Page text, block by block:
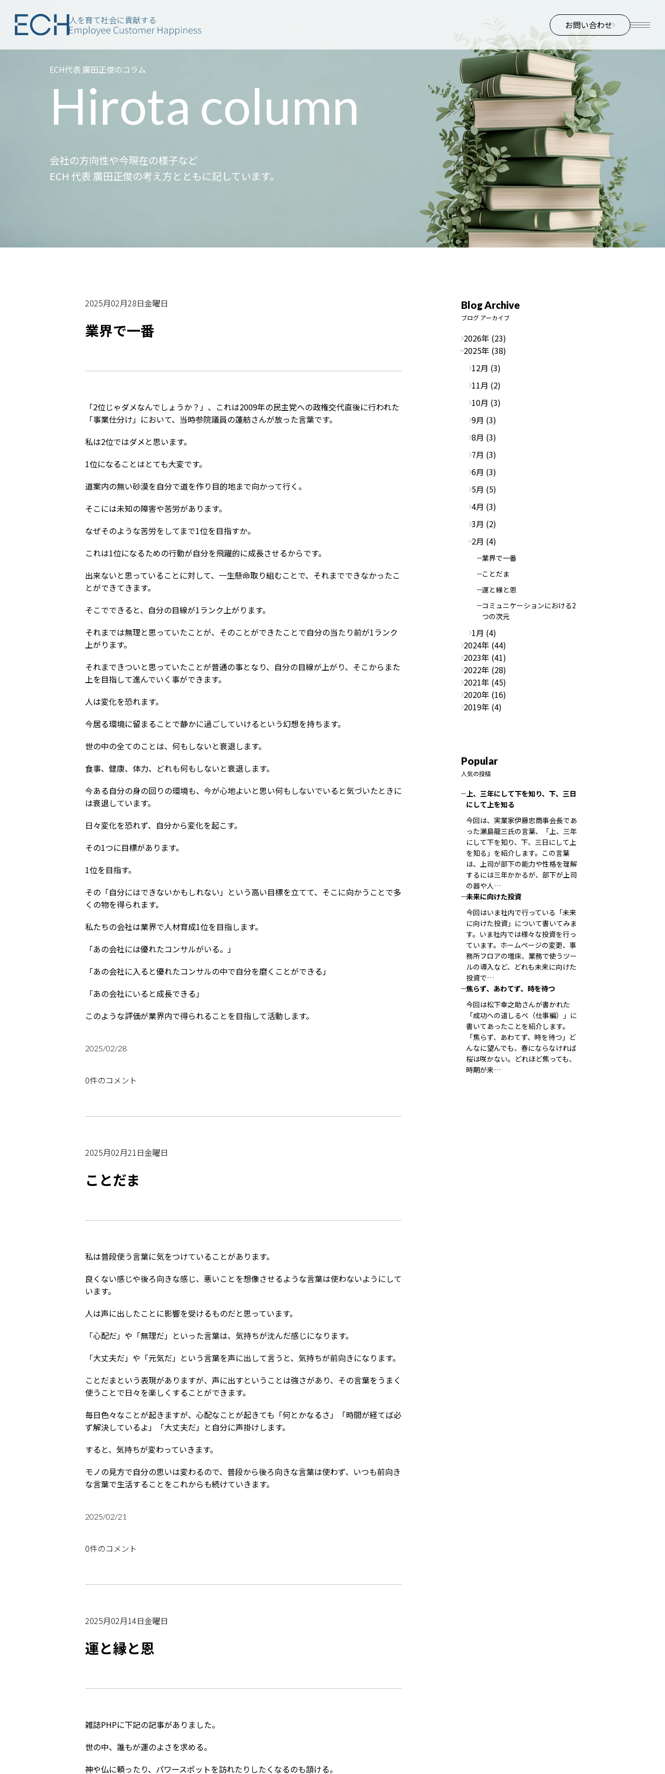
人を育て社会に貢献する お問い合わせ
ECH代表 廣田正俊のコラム
Hirota column
会社の方向性や今現在の様子など
ECH 代表 廣田正俊の考え方とともに記しています。
2025月02月28日金曜日
業界で一番
「2位じゃダメなんでしょうか？」、これは2009年の民主党への政権交代直後に行われた
「事業仕分け」において、当時参院議員の蓮舫さんが放った言葉です。
私は2位ではダメと思います。
1位になることはとても大変です。
道案内の無い砂漠を自分で道を作り目的地まで向かって行く。
そこには未知の障害や苦労があります。
なぜそのような苦労をしてまで1位を目指すか。
これは1位になるための行動が自分を飛躍的に成長させるからです。
出来ないと思っていることに対して、一生懸命取り組むことで、それまでできなかったこ
とができてきます。
そこでできると、自分の目線が1ランク上がります。
それまでは無理と思っていたことが、そのことができたことで自分の当たり前が1ランク
上がります。
それまできついと思っていたことが普通の事となり、自分の目線が上がり、そこからまた
上を目指して進んでいく事ができます。
人は変化を恐れます。
今居る環境に留まることで静かに過ごしていけるという幻想を持ちます。
世の中の全てのことは、何もしないと衰退します。
食事、健康、体力、どれも何もしないと衰退します。
今ある自分の身の回りの環境も、今が心地よいと思い何もしないでいると気づいたときに
は衰退しています。
日々変化を恐れず、自分から変化を起こす。
その1つに目標があります。
1位を目指す。
その「自分にはできないかもしれない」という高い目標を立てて、そこに向かうことで多
くの物を得られます。
私たちの会社は業界で人材育成1位を目指します。
「あの会社には優れたコンサルがいる。」
「あの会社に入ると優れたコンサルの中で自分を磨くことができる」
「あの会社にいると成長できる」
このような評価が業界内で得られることを目指して活動します。
2025/02/28
0件のコメント
2025月02月21日金曜日
ことだま
私は普段使う言葉に気をつけていることがあります。
良くない感じや後ろ向きな感じ、悪いことを想像させるような言葉は使わないようにして
います。
人は声に出したことに影響を受けるものだと思っています。
「心配だ」や「無理だ」といった言葉は、気持ちが沈んだ感じになります。
「大丈夫だ」や「元気だ」という言葉を声に出して言うと、気持ちが前向きになります。
ことだまという表現がありますが、声に出すということは強さがあり、その言葉をうまく
使うことで日々を楽しくすることができます。
毎日色々なことが起きますが、心配なことが起きても「何とかなるさ」「時間が経てば必
ず解決しているよ」「大丈夫だ」と自分に声掛けします。
すると、気持ちが変わっていきます。
モノの見方で自分の思いは変わるので、普段から後ろ向きな言葉は使わず、いつも前向き
な言葉で生活することをこれからも続けていきます。
2025/02/21
0件のコメント
2025月02月14日金曜日
運と縁と恩
雑誌PHPに下記の記事がありました。
世の中、誰もが運のよさを求める。
神や仏に頼ったり、パワースポットを訪れたりしたくなるのも頷ける。
Blog Archive
ブログ アーカイブ
2026年 (23)
2025年 (38)
12月 (3)
11月 (2)
10月 (3)
9月 (3)
8月 (3)
7月 (3)
6月 (3)
5月 (5)
4月 (3)
3月 (2)
2月 (4)
業界で一番
ことだま
運と縁と恩
コミュニケーションにおける2
つの次元
1月 (4)
2024年 (44)
2023年 (41)
2022年 (28)
2021年 (45)
2020年 (16)
2019年 (4)
Popular
人気の投稿
上、三年にして下を知り、下、三日
にして上を知る
今回は、実業家伊藤忠商事会長であ
った瀬島龍三氏の言葉、「上、三年
にして下を知り、下、三日にして上
を知る」を紹介します。この言葉
は、上司が部下の能力や性格を理解
するには三年かかるが、部下が上司
の器や人…
未来に向けた投資
今回はいま社内で行っている「未来
に向けた投資」について書いてみま
す。いま社内では様々な投資を行っ
ています。ホームページの変更、事
務所フロアの増床、業務で使うツー
ルの導入など、どれも未来に向けた
投資で…
焦らず、あわてず、時を待つ
今回は松下幸之助さんが書かれた
「成功への道しるべ（仕事編）」に
書いてあったことを紹介します。
「焦らず、あわてず、時を待つ」ど
んなに望んでも、春にならなければ
桜は咲かない。どれほど焦っても、
時期が来…